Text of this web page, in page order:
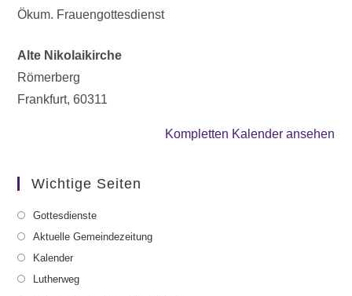
Ökum. Frauengottesdienst
Alte Nikolaikirche
Römerberg
Frankfurt,60311
Kompletten Kalender ansehen
Wichtige Seiten
Gottesdienste
Aktuelle Gemeindezeitung
Kalender
Lutherweg